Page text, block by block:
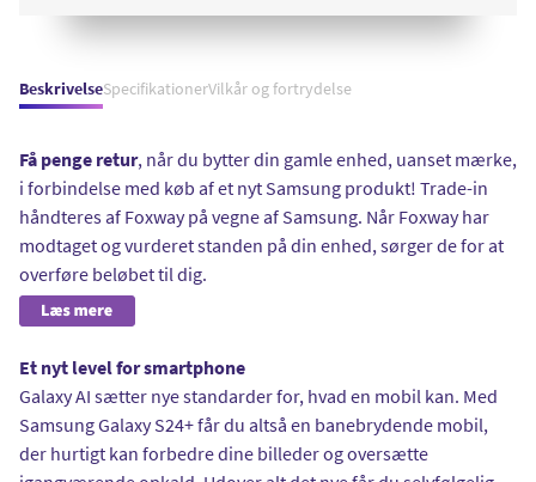
BeskrivelseSpecifikationerVilkår og fortrydelse
Få penge retur, når du bytter din gamle enhed, uanset mærke,
i forbindelse med køb af et nyt Samsung produkt! Trade-in
håndteres af Foxway på vegne af Samsung. Når Foxway har
modtaget og vurderet standen på din enhed, sørger de for at
overføre beløbet til dig.
Et nyt level for smartphone
Galaxy AI sætter nye standarder for, hvad en mobil kan. Med
Samsung Galaxy S24+ får du altså en banebrydende mobil,
der hurtigt kan forbedre dine billeder og oversætte